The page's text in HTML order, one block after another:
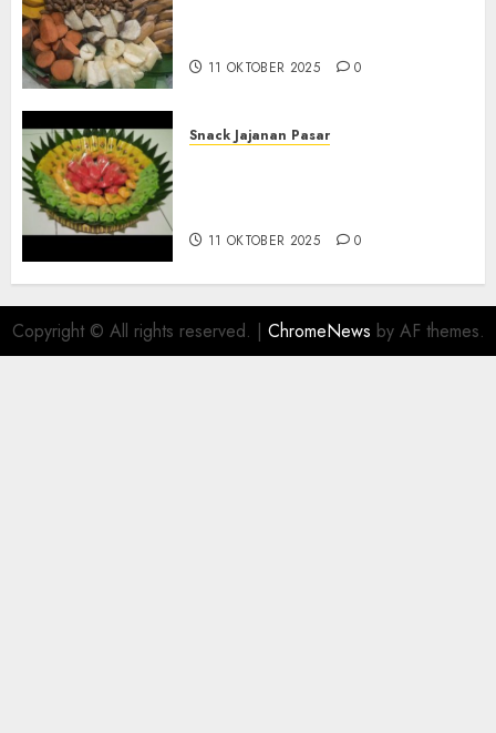
11 OKTOBER 2025 0
Snack Jajanan Pasar
11 OKTOBER 2025 0
Copyright © All rights reserved. | ChromeNews by AF themes.